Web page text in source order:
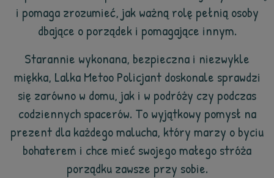
i pomaga zrozumieć, jak ważną rolę pełnią osoby
dbające o porządek i pomagające innym.
Starannie wykonana, bezpieczna i niezwykle
miękka, Lalka Metoo Policjant doskonale sprawdzi
się zarówno w domu, jak i w podróży czy podczas
codziennych spacerów. To wyjątkowy pomysł na
prezent dla każdego malucha, który marzy o byciu
bohaterem i chce mieć swojego małego stróża
porządku zawsze przy sobie.